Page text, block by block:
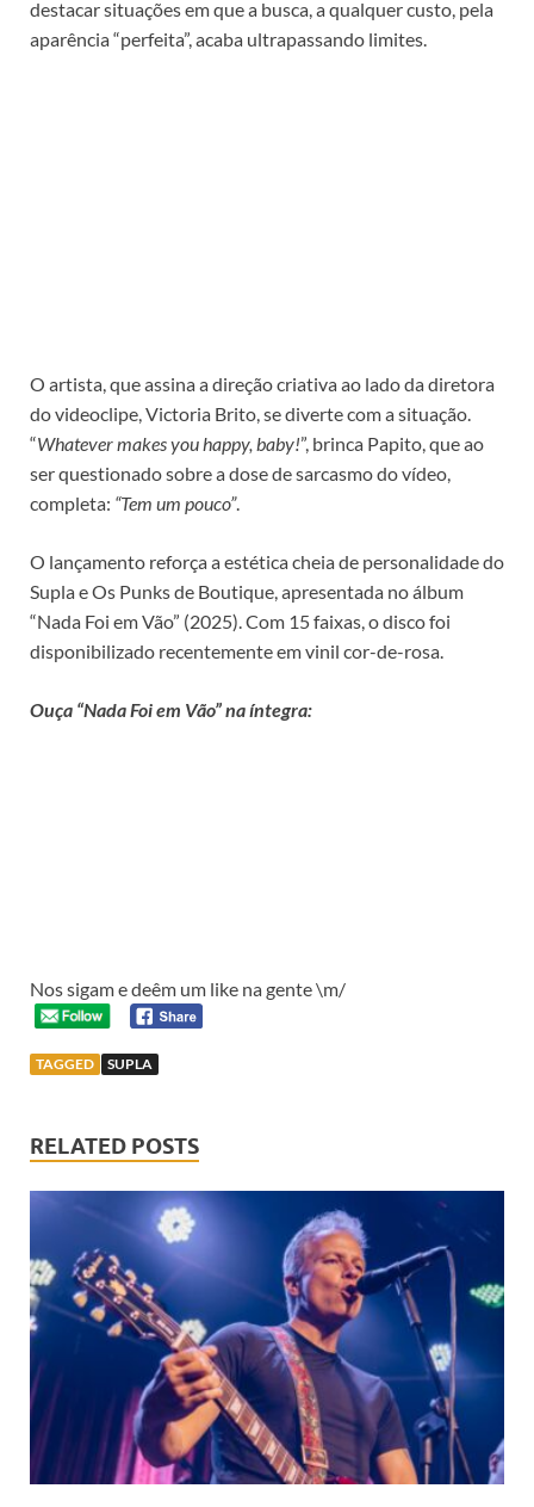
destacar situações em que a busca, a qualquer custo, pela
aparência “perfeita”, acaba ultrapassando limites.
O artista, que assina a direção criativa ao lado da diretora
do videoclipe, Victoria Brito, se diverte com a situação.
“Whatever makes you happy, baby!”, brinca Papito, que ao
ser questionado sobre a dose de sarcasmo do vídeo,
completa: “Tem um pouco”.
O lançamento reforça a estética cheia de personalidade do
Supla e Os Punks de Boutique, apresentada no álbum
“Nada Foi em Vão” (2025). Com 15 faixas, o disco foi
disponibilizado recentemente em vinil cor-de-rosa.
Ouça “Nada Foi em Vão” na íntegra:
Nos sigam e deêm um like na gente \m/
TAGGED SUPLA
RELATED POSTS